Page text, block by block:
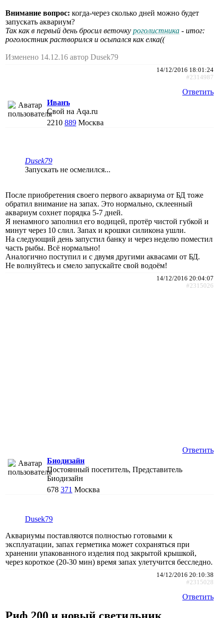
Внимание вопрос: когда-через сколько дней можно будет
запускать аквариум?
Так как в первый день бросил веточку роголистника - итог:
роголостник растворился и осыпался как елка((
Изменено 14.12.16 автор Dusek79
14/12/2016 18:01:24
#2314987
Ответить
Иванъ
Свой на Aqa.ru
2210 889 Москва
Dusek79
Запускать не осмелился...
После приобретения своего первого аквариума от БД тоже
обратил внимание на запах. Это нормально, склеенный
аквариум сохнет порядка 5-7 дней.
Я ненамного заполнил его водицей, протёр чистой губкой и
минут через 10 слил. Запах и крошки силикона ушли.
На следующий день запустил банку и через неделю поместил
часть рыбы. Всё нормально!
Аналогично поступил и с двумя другими аквасами от БД.
Не волнуйтесь и смело запускайте свой водоём!
14/12/2016 20:04:07
#2315026
Ответить
Биодизайн
Постоянный посетитель, Представитель
Биодизайн
678 371 Москва
Dusek79
Аквариумы поставляются полностью готовыми к
эксплуатации, запах герметика может сохраняться при
хранении упакованного изделия под закрытой крышкой,
через короткое (20-30 мин) время запах улетучится бесследно.
14/12/2016 20:10:38
#2315028
Ответить